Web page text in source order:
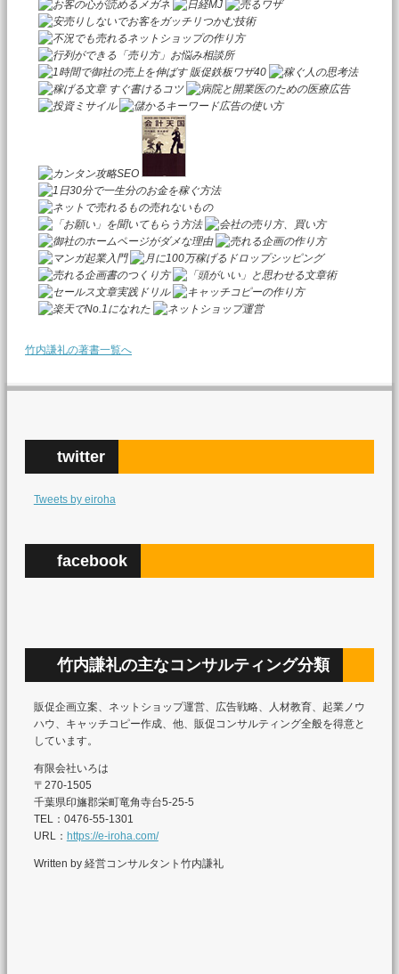
竹内謙礼の著書一覧へ
twitter
Tweets by eiroha
facebook
竹内謙礼の主なコンサルティング分類
販促企画立案、ネットショップ運営、広告戦略、人材教育、起業ノウ
ハウ、キャッチコピー作成、他、販促コンサルティング全般を得意と
しています。
有限会社いろは
〒270-1505
千葉県印旛郡栄町竜角寺台5-25-5
TEL：0476-55-1301
URL： https://e-iroha.com/
Written by 経営コンサルタント竹内謙礼